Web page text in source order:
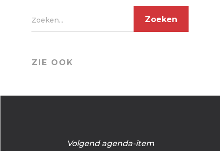
Zoeken...
ZIE OOK
Volgend agenda-item